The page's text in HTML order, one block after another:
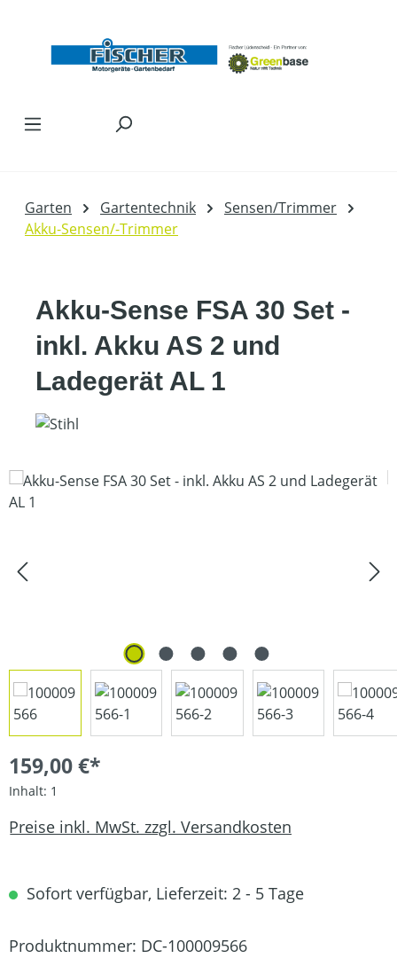
Garten Gartentechnik
Sensen/Trimmer
Akku-Sensen/-Trimmer
Akku-Sense FSA 30 Set -
inkl. Akku AS 2 und
Ladegerät AL 1
Bildergalerie überspringen
159,00 €*
Inhalt: 1
Preise inkl. MwSt. zzgl. Versandkosten
Sofort verfügbar, Lieferzeit: 2 - 5 Tage
Produktnummer: DC-100009566